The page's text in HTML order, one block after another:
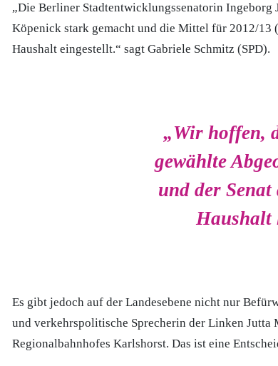
„Die Berliner Stadtentwicklungssenatorin
Köpenick stark gemacht und die Mittel für 2012/
Haushalt eingestellt.“ sagt Gabriele Schmitz (SPD).
„Wir hoffen,
gewählte
und der
Haushalt
Es gibt jedoch auf der Landesebene nicht nur
und verkehrspolitische Sprecherin der Linken Jutta
Regionalbahnhofes Karlshorst. Das ist eine